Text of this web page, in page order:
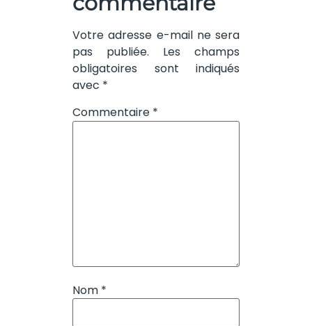
Votre adresse e-mail ne sera
pas publiée.
Les champs
obligatoires sont indiqués
avec *
Commentaire *
Nom *